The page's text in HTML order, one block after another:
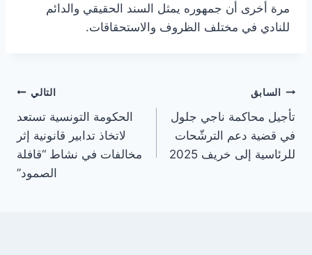
مرة أخرى أن جمهوره يمثل السند الحقيقي والدائم
للنادي في مختلف الظروف والاستحقاقات.
تصفّح
المقالات
السابق
تأجيل محاكمة ناجي جلول
في قضية دعم الترشّحات
للرئاسية إلى خريف 2025
التالي
الحكومة التونسية تستعد
لاتخاذ تدابير قانونية إثر
مخالفات في نشاط “قافلة
الصمود”